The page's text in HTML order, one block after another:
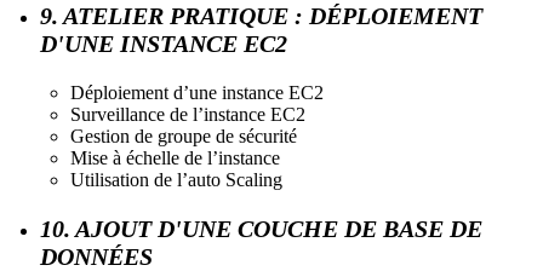
9. ATELIER PRATIQUE : DÉPLOIEMENT
D'UNE INSTANCE EC2
Déploiement d’une instance EC2
Surveillance de l’instance EC2
Gestion de groupe de sécurité
Mise à échelle de l’instance
Utilisation de l’auto Scaling
10. AJOUT D'UNE COUCHE DE BASE DE
DONNÉES